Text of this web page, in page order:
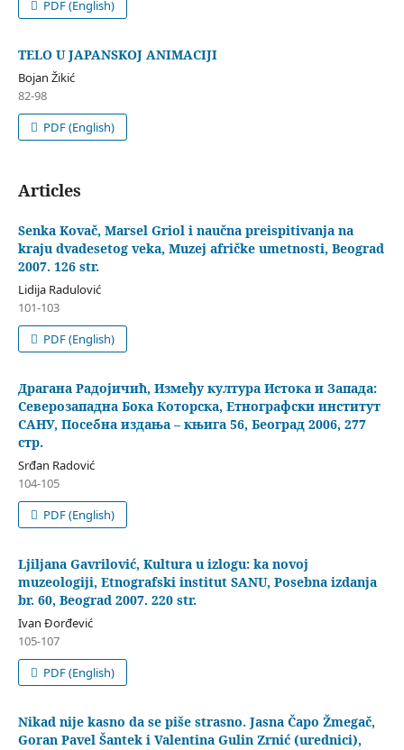
PDF (English)
TELO U JAPANSKOJ ANIMACIJI
Bojan Žikić
82-98
PDF (English)
Articles
Senka Kovač, Marsel Griol i naučna preispitivanja na
kraju dvadesetog veka, Muzej afričke umetnosti, Beograd
2007. 126 str.
Lidija Radulović
101-103
PDF (English)
Драгана Радојичић, Између култура Истока и Запада:
Северозападна Бока Которска, Етнографски институт
САНУ, Посебна издања – књига 56, Београд 2006, 277
стр.
Srđan Radović
104-105
PDF (English)
Ljiljana Gavrilović, Kultura u izlogu: ka novoj
muzeologiji, Etnografski institut SANU, Posebna izdanja
br. 60, Beograd 2007. 220 str.
Ivan Đorđević
105-107
PDF (English)
Nikad nije kasno da se piše strasno. Jasna Čapo Žmegač,
Goran Pavel Šantek i Valentina Gulin Zrnić (urednici),